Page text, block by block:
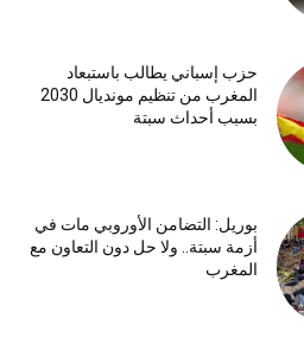
حزب إسباني يطالب باستبعاد
المغرب من تنظيم مونديال 2030
بسبب أحداث سبتة
بوريل: التضامن الأوروبي مات في
أزمة سبتة.. ولا حل دون التعاون مع
المغرب